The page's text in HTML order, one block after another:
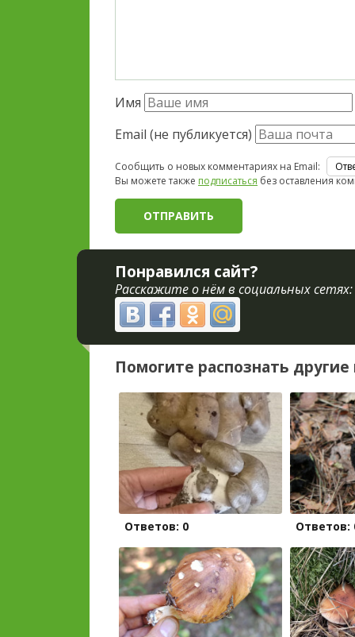
Имя
Email (не публикуется)
Сообщить о новых комментариях на Email:
Вы можете также подписаться без оставления
Понравился сайт?
Расскажите о нём в социальных сетях:
Помогите распознать другие
Ответов: 0 Ответов: